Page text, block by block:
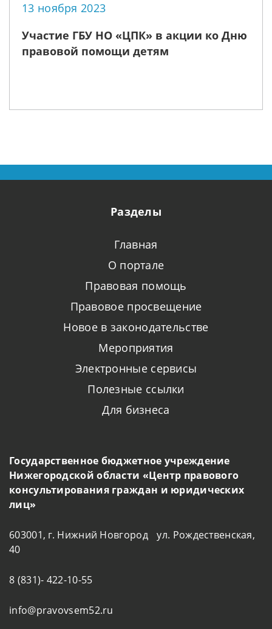
13 ноября 2023
Участие ГБУ НО «ЦПК» в акции ко Дню
правовой помощи детям
Разделы
Главная
О портале
Правовая помощь
Правовое просвещение
Новое в законодательстве
Мероприятия
Электронные сервисы
Полезные ссылки
Для бизнеса
Государственное бюджетное учреждение
Нижегородской области «Центр правового
консультирования граждан и юридических
лиц»
603001, г. Нижний Новгород ул. Рождественская,
40
8 (831)- 422-10-55
info@pravovsem52.ru